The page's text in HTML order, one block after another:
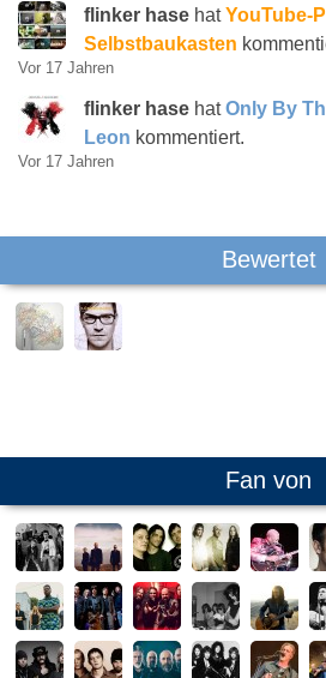
flinker hase hatYouTube-
Selbstbaukasten
Vor 17 Jahren
flinker hase hatOnly By
Leon kommentiert.
Vor 17 Jahren
Bewertet
Fan von